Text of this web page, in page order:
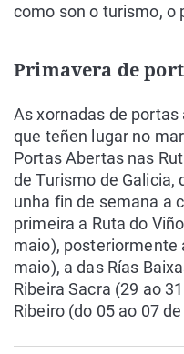
como son o turismo, o
Primavera de
As xornadas de
que teñen lugar no
Portas Abertas nas
de Turismo de
unha fin de semana a
primeira a Ruta do
maio), posteriormente
maio), a das Rías
Ribeira Sacra (29 ao
Ribeiro (do 05 ao 07